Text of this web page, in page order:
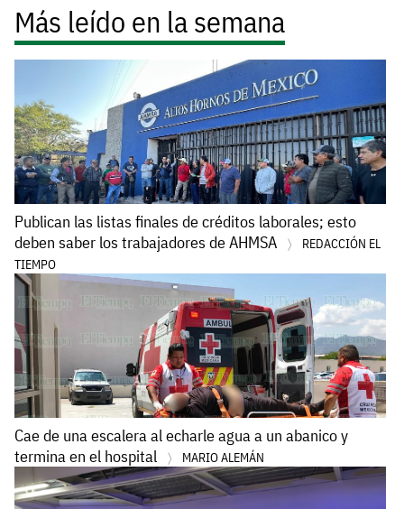
Más leído en la semana
Publican las listas finales de créditos laborales; esto
deben saber los trabajadores de AHMSA
REDACCIÓN EL
TIEMPO
Cae de una escalera al echarle agua a un abanico y
termina en el hospital
MARIO ALEMÁN